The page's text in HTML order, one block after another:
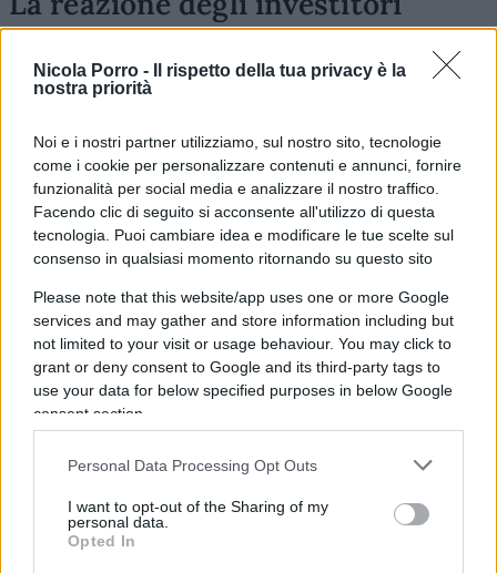
Nicola Porro -
Il rispetto della tua privacy è la
nostra priorità
Noi e i nostri partner utilizziamo, sul nostro sito, tecnologie
come i cookie per personalizzare contenuti e annunci, fornire
funzionalità per social media e analizzare il nostro traffico.
Facendo clic di seguito si acconsente all'utilizzo di questa
tecnologia. Puoi cambiare idea e modificare le tue scelte sul
consenso in qualsiasi momento ritornando su questo sito
Please note that this website/app uses one or more Google
services and may gather and store information including but
not limited to your visit or usage behaviour. You may click to
grant or deny consent to Google and its third-party tags to
use your data for below specified purposes in below Google
consent section.
Personal Data Processing Opt Outs
I want to opt-out of the Sharing of my
personal data.
Opted In
La prima reazione dei mercati è stata indicativa.
rendimenti dei Treasury sono saliti, segnalando
meno aggressiva rispetto alle attese precedenti.
Il dollaro si è leggermente rafforzato e i titoli
bancari, soprattutto in Europa, hanno beneficiato
di uno scenario di tassi più alti più a lungo, con
effetti positivi sui margini di interesse.
Questa dinamica rafforza l’idea che Warsh venga
visto come una scelta in grado dipreservare la
credibilità della Fed
centrale. Come ha osservato Vincent Mortier di
Amundi,il suo è un profilo “piuttosto
tradizionale”